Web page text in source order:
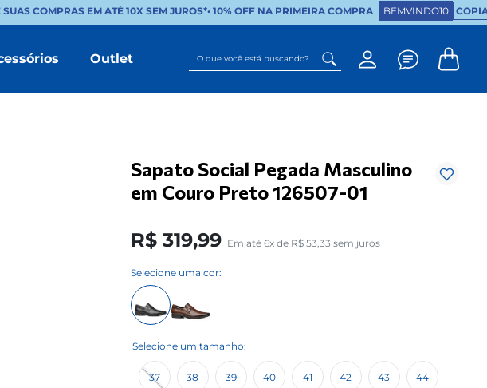
COMPRAS EM ATÉ 10X SEM JUROS*•10% OFF NA PRIMEIRA COMPRA BEMVINDO10
Outlet O que você está buscando?
Sapato Social Pegada Masculino
em Couro Preto 126507-01
R$ 319,99 Em até 6x de R$ 53,33 sem juros
Selecione uma cor:
37 38 39 40 41 42 43 44